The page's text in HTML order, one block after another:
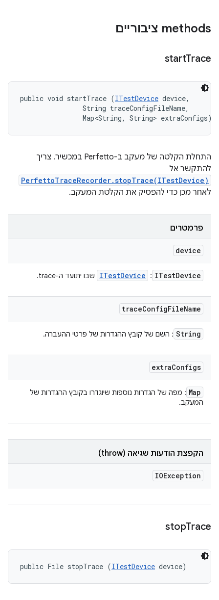
‫methods ציבוריים
startTrace
public void startTrace (ITestDevice device,
                String traceConfigFileName,
                Map<String, String> extraConfigs)
התחלת הקלטה של מעקב ב-Perfetto במכשיר. צריך
להתקשר אל
PerfettoTraceRecorder.stopTrace(ITestDevice)
לאחר מכן כדי להפסיק את הקלטת המעקב.
פרמטרים
device
ITestDevice
:
ITestDevice שבו יתועד ה-trace.
traceConfigFileName
String : השם של קובץ ההגדרות של פרטי ההעברה.
extraConfigs
Map : מפה של הגדרות נוספות שיוגדרו בקובץ ההגדרות של
המעקב.
הקפצת הודעות שגיאה (throw)
IOException
stopTrace
public File stopTrace (ITestDevice device)